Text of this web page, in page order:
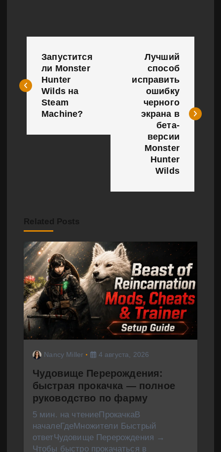
в
п
о
з
а
п
и
с
Запустится
ли Monster
Hunter
Wilds на
Steam
Machine?
Лучший
способ
исправить
ошибку
черного
экрана в
бета-
версии
Monster
Hunter
Wilds
Related Posts
Nancy Miller 4 августа, 2026
Чудовище Перерождения:
быстрая прокачка — полное
руководство по фарму
5 мин. на чтениеПрокачкаВ
началеГдеМножители Быстрый
ответЧудовище Перерождения →
Чтобы быстро прокачаться в